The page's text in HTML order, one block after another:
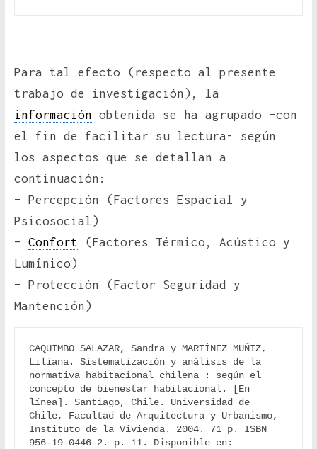
Para tal efecto (respecto al presente
trabajo de investigación), la
información obtenida se ha agrupado –con
el fin de facilitar su lectura- según
los aspectos que se detallan a
continuación:
– Percepción (Factores Espacial y
Psicosocial)
– Confort (Factores Térmico, Acústico y
Lumínico)
– Protección (Factor Seguridad y
Mantención)
CAQUIMBO SALAZAR, Sandra y MARTÍNEZ MUÑIZ,
Liliana. Sistematización y análisis de la
normativa habitacional chilena : según el
concepto de bienestar habitacional. [En
línea]. Santiago, Chile. Universidad de
Chile, Facultad de Arquitectura y Urbanismo,
Instituto de la Vivienda. 2004. 71 p. ISBN